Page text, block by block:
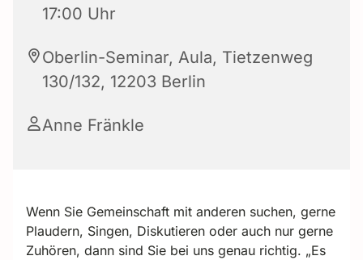
17:00 Uhr
Oberlin-Seminar, Aula, Tietzenweg
130/132, 12203 Berlin
Anne Fränkle
Wenn Sie Gemeinschaft mit anderen suchen, gerne
Plaudern, Singen, Diskutieren oder auch nur gerne
Zuhören, dann sind Sie bei uns genau richtig. „Es